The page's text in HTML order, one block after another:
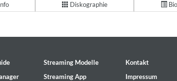
Diskographie
Streaming Modelle
Streaming App
Kontakt
Impressum